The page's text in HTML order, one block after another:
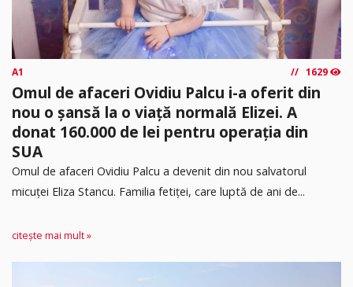
A1 1629
Omul de afaceri Ovidiu Palcu i-a oferit din
nou o șansă la o viață normală Elizei. A
donat 160.000 de lei pentru operația din
SUA
Omul de afaceri Ovidiu Palcu a devenit din nou salvatorul
micuței Eliza Stancu. Familia fetiței, care luptă de ani de...
citește mai mult »